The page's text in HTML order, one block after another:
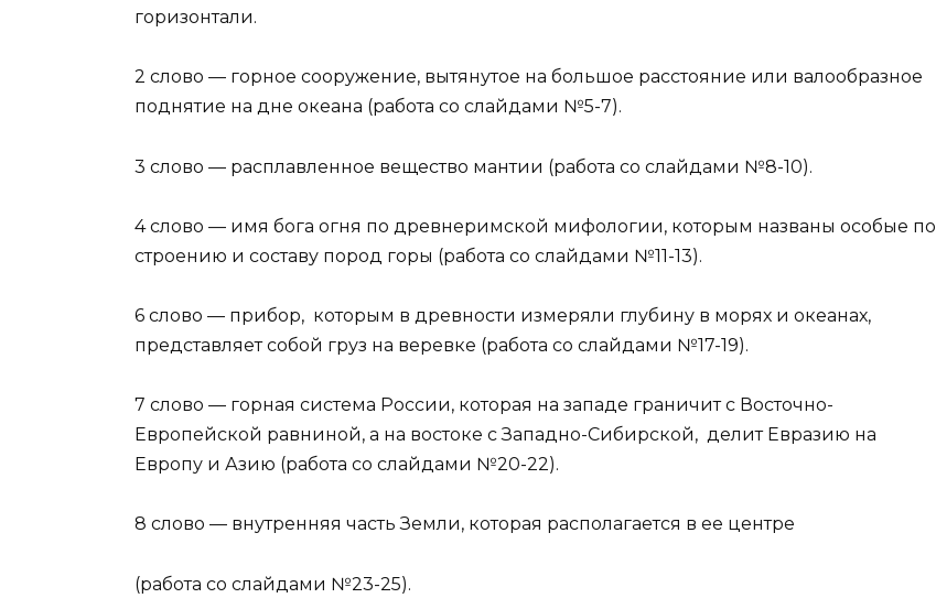
горизонтали.
2 слово — горное сооружение, вытянутое на большое расстояние или валообразное
поднятие на дне океана (работа со слайдами №5-7).
3 слово — расплавленное вещество мантии (работа со слайдами №8-10).
4 слово — имя бога огня по древнеримской мифологии, которым названы особые по
строению и составу пород горы (работа со слайдами №11-13).
6 слово — прибор, которым в древности измеряли глубину в морях и океанах,
представляет собой груз на веревке (работа со слайдами №17-19).
7 слово — горная система России, которая на западе граничит с Восточно-
Европейской равниной, а на востоке с Западно-Сибирской, делит Евразию на
Европу и Азию (работа со слайдами №20-22).
8 слово — внутренняя часть Земли, которая располагается в ее центре
(работа со слайдами №23-25).